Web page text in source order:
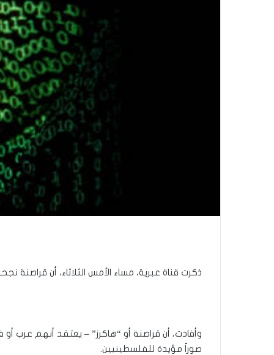
ذكرت قناة عبرية، مساء الأمس الثلاثاء، أن قراصنة
وأفادت، أن قراصنة أو “هاكرز” – يعتقد أنهم عرب
صوراً مؤيدة للفلسطينيين.